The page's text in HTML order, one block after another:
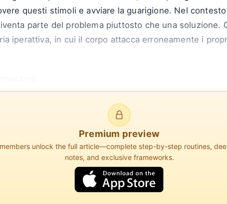
questi stimoli e avviare la guarigione. Nel
parte del problema piuttosto che una soluzione.
iperattiva, in cui il corpo attacca erroneamente i
rilasciate dalle cellule che hanno un effetto specifico
Premium preview
unlock the full article—complete step-by-step routines,
notes, and exclusive frameworks.